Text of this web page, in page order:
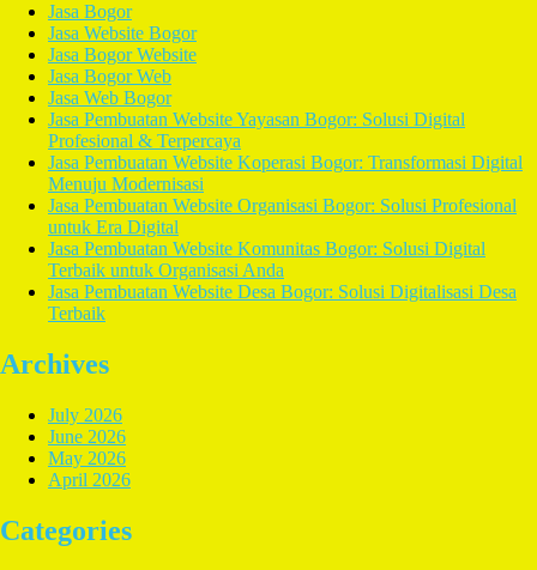
Jasa Bogor
Jasa Website Bogor
Jasa Bogor Website
Jasa Bogor Web
Jasa Web Bogor
Jasa Pembuatan Website Yayasan Bogor: Solusi Digital
Profesional & Terpercaya
Jasa Pembuatan Website Koperasi Bogor: Transformasi Digital
Menuju Modernisasi
Jasa Pembuatan Website Organisasi Bogor: Solusi Profesional
untuk Era Digital
Jasa Pembuatan Website Komunitas Bogor: Solusi Digital
Terbaik untuk Organisasi Anda
Jasa Pembuatan Website Desa Bogor: Solusi Digitalisasi Desa
Terbaik
Archives
July 2026
June 2026
May 2026
April 2026
Categories